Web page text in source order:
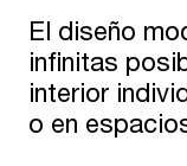
El diseño
infinitas
interior
o en